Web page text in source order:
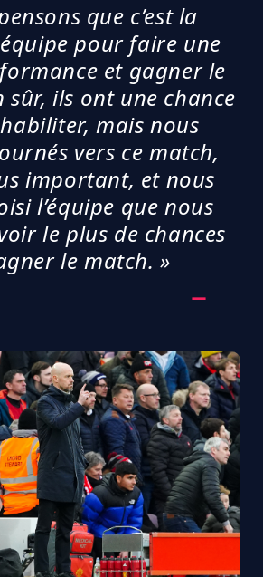
que c’est la
pour faire une
et gagner le
sûr, ils ont une chance
mais nous
vers ce match,
important, et nous
l’équipe que nous
le plus de chances
le match. »